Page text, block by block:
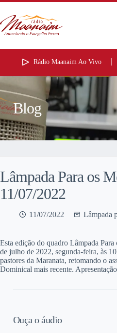
Rádio Maanaim Ao Vivo
Blog
Lâmpada Para os
11/07/2022
11/07/2022 Lâmpada
Esta edição do quadro Lâmpada
de julho de 2022, segunda-feira, às
pastores da Maranata, retomando o
Dominical mais recente.
Ouça o áudio